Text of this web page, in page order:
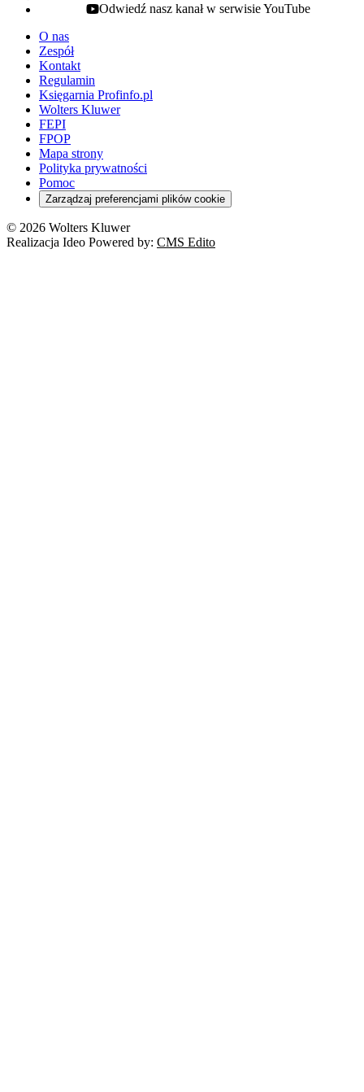
youtube - otwiera się w nowej karcie
Odwiedź nasz kanał w serwisie YouTube
O nas
Zespół
Kontakt
Regulamin
Księgarnia Profinfo.pl
Wolters Kluwer
FEPI
FPOP
Mapa strony
Polityka prywatności
Pomoc
Zarządzaj preferencjami plików cookie
© 2026 Wolters Kluwer
Realizacja Ideo Powered by: CMS Edito